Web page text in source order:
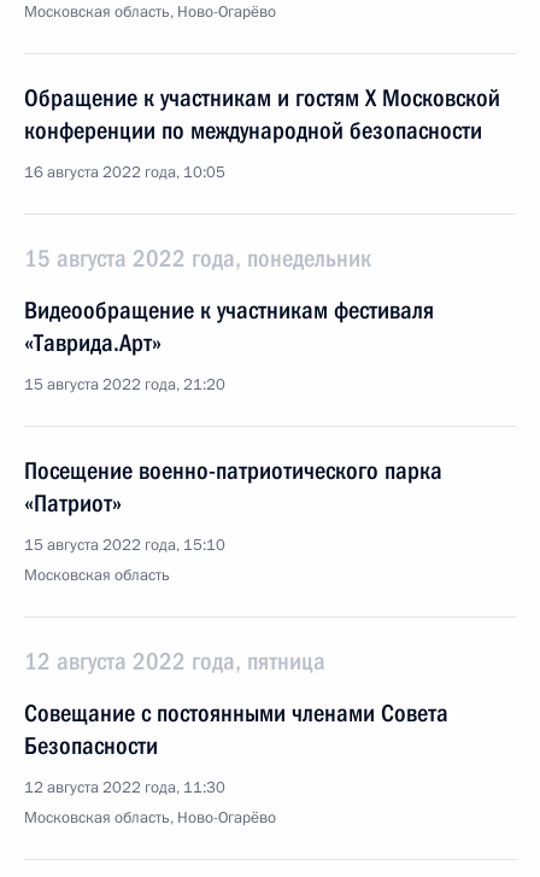
Московская область, Ново-Огарёво
Обращение к участникам и гостям X Московской
конференции по международной безопасности
16 августа 2022 года, 10:05
15 августа 2022 года, понедельник
Видеообращение к участникам фестиваля
«Таврида.Арт»
15 августа 2022 года, 21:20
Посещение военно-патриотического парка
«Патриот»
15 августа 2022 года, 15:10
Московская область
12 августа 2022 года, пятница
Совещание с постоянными членами Совета
Безопасности
12 августа 2022 года, 11:30
Московская область, Ново-Огарёво